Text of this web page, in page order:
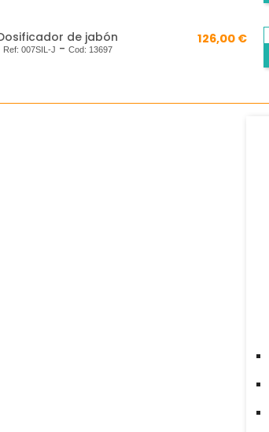
de jabón
Ref: 007SIL-J - Cod: 13697
126,00 €